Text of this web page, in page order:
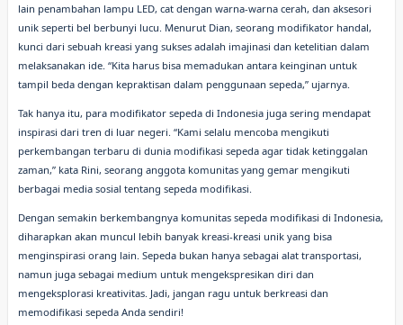
lain penambahan lampu LED, cat dengan warna-warna cerah, dan aksesori
unik seperti bel berbunyi lucu. Menurut Dian, seorang modifikator handal,
kunci dari sebuah kreasi yang sukses adalah imajinasi dan ketelitian dalam
melaksanakan ide. “Kita harus bisa memadukan antara keinginan untuk
tampil beda dengan kepraktisan dalam penggunaan sepeda,” ujarnya.
Tak hanya itu, para modifikator sepeda di Indonesia juga sering mendapat
inspirasi dari tren di luar negeri. “Kami selalu mencoba mengikuti
perkembangan terbaru di dunia modifikasi sepeda agar tidak ketinggalan
zaman,” kata Rini, seorang anggota komunitas yang gemar mengikuti
berbagai media sosial tentang sepeda modifikasi.
Dengan semakin berkembangnya komunitas sepeda modifikasi di Indonesia,
diharapkan akan muncul lebih banyak kreasi-kreasi unik yang bisa
menginspirasi orang lain. Sepeda bukan hanya sebagai alat transportasi,
namun juga sebagai medium untuk mengekspresikan diri dan
mengeksplorasi kreativitas. Jadi, jangan ragu untuk berkreasi dan
memodifikasi sepeda Anda sendiri!